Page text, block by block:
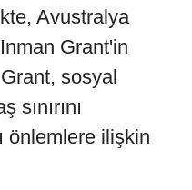
Avustralya
Grant'in
sosyal
önlemlere ilişkin